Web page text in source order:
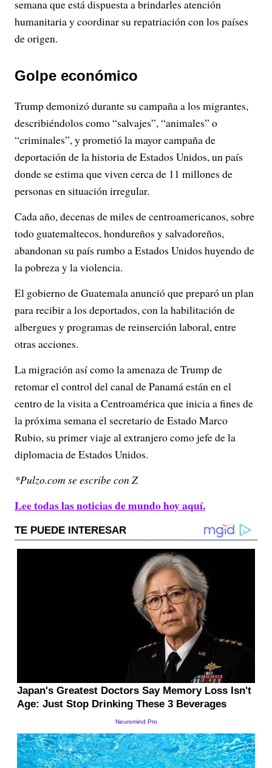
semana que está dispuesta a brindarles atención
humanitaria y coordinar su repatriación con los países
de origen.
Golpe económico
Trump demonizó durante su campaña a los migrantes,
describiéndolos como “salvajes”, “animales” o
“criminales”, y prometió la mayor campaña de
deportación de la historia de Estados Unidos, un país
donde se estima que viven cerca de 11 millones de
personas en situación irregular.
Cada año, decenas de miles de centroamericanos, sobre
todo guatemaltecos, hondureños y salvadoreños,
abandonan su país rumbo a Estados Unidos huyendo de
la pobreza y la violencia.
El gobierno de Guatemala anunció que preparó un plan
para recibir a los deportados, con la habilitación de
albergues y programas de reinserción laboral, entre
otras acciones.
La migración así como la amenaza de Trump de
retomar el control del canal de Panamá están en el
centro de la visita a Centroamérica que inicia a fines de
la próxima semana el secretario de Estado Marco
Rubio, su primer viaje al extranjero como jefe de la
diplomacia de Estados Unidos.
*Pulzo.com se escribe con Z
Lee todas las noticias de mundo hoy aquí.